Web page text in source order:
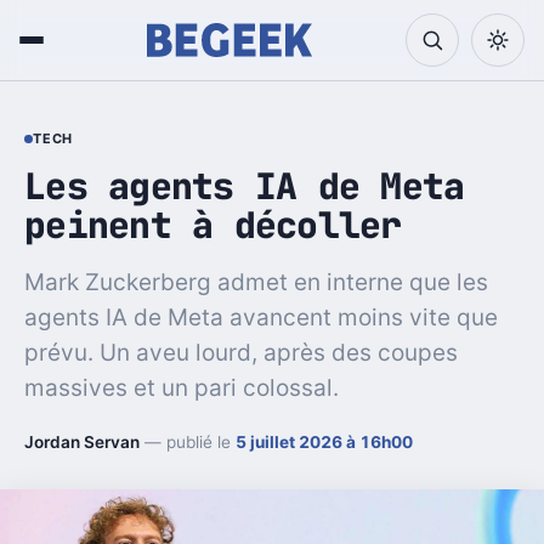
TECH
Les agents IA de Meta
peinent à décoller
Mark Zuckerberg admet en interne que les
agents IA de Meta avancent moins vite que
prévu. Un aveu lourd, après des coupes
massives et un pari colossal.
Jordan Servan — publié le 5 juillet 2026 à 16h00